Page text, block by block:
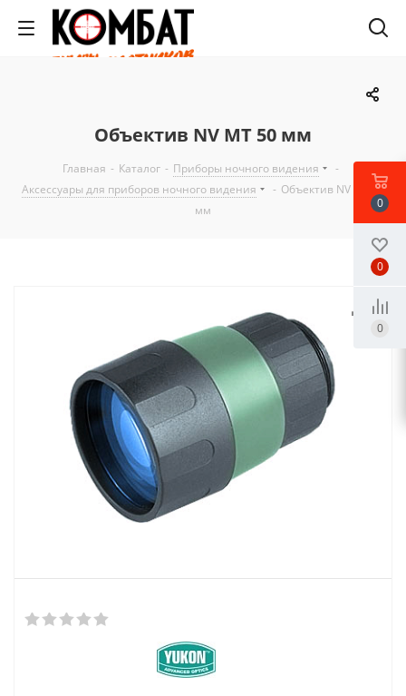
Объектив NV MT 50 мм
Главная - Каталог - Приборы ночного видения
-
Аксессуары для приборов ночного видения
- Объектив NV MT 50
мм
0
0
0